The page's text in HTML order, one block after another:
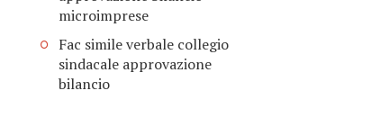
microimprese​​
Fac simile verbale collegio
sindacale approvazione
bilancio​​